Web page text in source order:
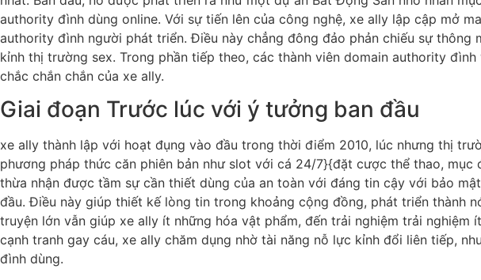
authority đình dùng online. Với sự tiến lên của công nghệ, xe ally lập cập mở
authority đình người phát triển. Điều này chẳng đông đảo phản chiếu sự
kỉnh thị trường sex. Trong phần tiếp theo, các thành viên domain authority
chắc chắn chắn của xe ally.
Giai đoạn Trước lúc với ý tưởng ban đầu
xe ally thành lập với hoạt đụng vào đầu trong thời điểm 2010, lúc nhưng thị
phương pháp thức căn phiên bản như slot với cá 24/7}{đặt cược thể thao,
thừa nhận được tầm sự cần thiết dùng của an toàn với đáng tin cậy với bảo
đầu. Điều này giúp thiết kế lòng tin trong khoảng cộng đồng, phát triển thành
truyện lớn vẫn giúp xe ally ít những hóa vật phẩm, đến trải nghiệm trải
cạnh tranh gay cáu, xe ally chăm dụng nhờ tài năng nỗ lực kỉnh đổi liên tiếp,
đình dùng.